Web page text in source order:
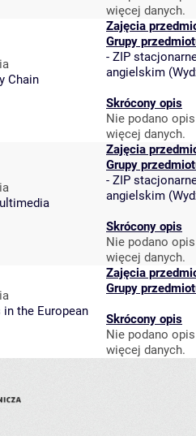
więcej danych.
Chain
Zajęcia
Grupy
- ZIP
angielskim (
Skrócony opis
Nie podano
więcej danych.
Zajęcia
Grupy
- ZIP
angielskim (
Skrócony opis
Nie podano
więcej danych.
the European
Zajęcia
Grupy
Skrócony opis
Nie podano
więcej danych.